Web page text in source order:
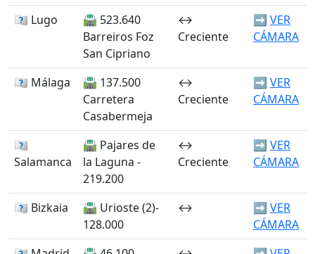
🏴󠁭󠁶󠁳󠁣󠁿 Lugo
🛣️ 523.640
Barreiros Foz
San Cipriano
↔️
Creciente
➡️ VER
CÁMARA
🏴󠁭󠁶󠁳󠁣󠁿 Málaga
🛣️ 137.500
Carretera
Casabermeja
↔️
Creciente
➡️ VER
CÁMARA
🏴󠁭󠁶󠁳󠁣󠁿
Salamanca
🛣️ Pajares de
la Laguna -
219.200
↔️
Creciente
➡️ VER
CÁMARA
🏴󠁭󠁶󠁳󠁣󠁿 Bizkaia
🛣️ Urioste (2)-
128.000
↔️ ➡️ VER
CÁMARA